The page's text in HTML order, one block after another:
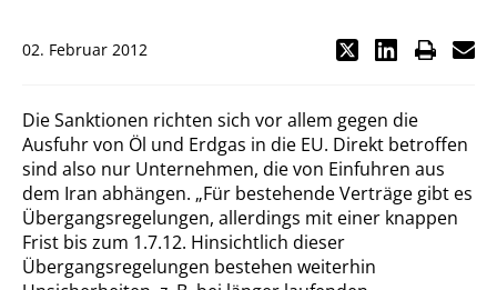
02. Februar 2012
Die Sanktionen richten sich vor allem gegen die
Ausfuhr von Öl und Erdgas in die EU. Direkt betroffen
sind also nur Unternehmen, die von Einfuhren aus
dem Iran abhängen. „Für bestehende Verträge gibt es
Übergangsregelungen, allerdings mit einer knappen
Frist bis zum 1.7.12. Hinsichtlich dieser
Übergangsregelungen bestehen weiterhin